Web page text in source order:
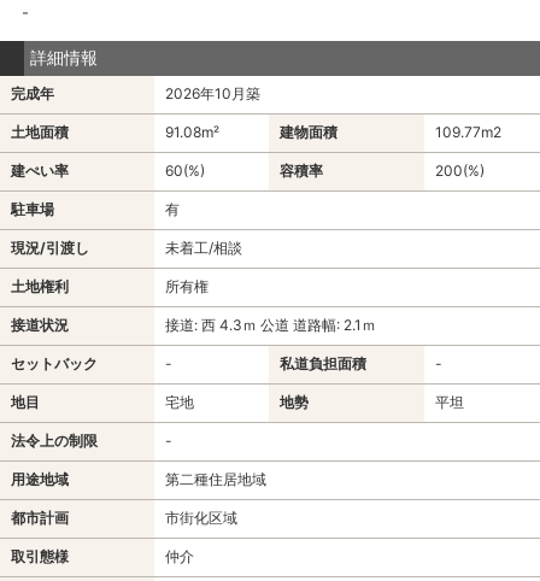
-
詳細情報
完成年 2026年10月築
土地面積 91.08m² 建物面積 109.77m2
建ぺい率 60(%) 容積率 200(%)
駐車場 有
現況/引渡し 未着工/相談
土地権利 所有権
接道状況 接道: 西 4.3ｍ 公道 道路幅: 2.1ｍ
セットバック - 私道負担面積 -
地目 宅地 地勢 平坦
法令上の制限 -
用途地域 第二種住居地域
都市計画 市街化区域
取引態様 仲介